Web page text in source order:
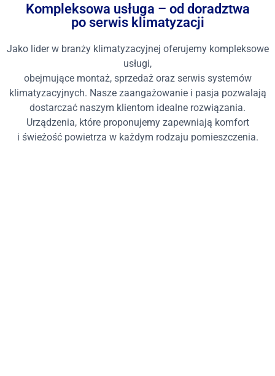
Kompleksowa usługa – od doradztwa
po serwis klimatyzacji
Jako lider w branży klimatyzacyjnej oferujemy kompleksowe
usługi,
obejmujące montaż, sprzedaż oraz serwis systemów
klimatyzacyjnych. Nasze zaangażowanie i pasja pozwalają
dostarczać naszym klientom idealne rozwiązania.
Urządzenia, które proponujemy zapewniają komfort
i świeżość powietrza w każdym rodzaju pomieszczenia.